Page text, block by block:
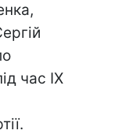
час IX